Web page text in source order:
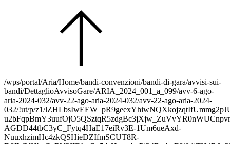
/wps/portal/Aria/Home/bandi-convenzioni/bandi-di-gara/avvisi-sui-
bandi/DettaglioAvvisoGare/ARIA_2024_001_a_099/avv-6-ago-
aria-2024-032/avv-22-ago-aria-2024-032/avv-22-ago-aria-2024-
032/!ut/p/z1/
AGDD44tbC3yC_Fytq4HaE17eiRv3E-1Um6ueAxd-
NuuxhzimHc4zkQSHieDZIfmSCUT8R-